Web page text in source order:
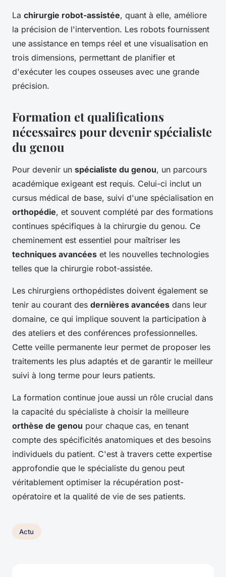
La chirurgie robot-assistée, quant à elle, améliore
la précision de l'intervention. Les robots fournissent
une assistance en temps réel et une visualisation en
trois dimensions, permettant de planifier et
d'exécuter les coupes osseuses avec une grande
précision.
Formation et qualifications
nécessaires pour devenir spécialiste
du genou
Pour devenir un spécialiste du genou, un parcours
académique exigeant est requis. Celui-ci inclut un
cursus médical de base, suivi d'une spécialisation en
orthopédie, et souvent complété par des formations
continues spécifiques à la chirurgie du genou. Ce
cheminement est essentiel pour maîtriser les
techniques avancées et les nouvelles technologies
telles que la chirurgie robot-assistée.
Les chirurgiens orthopédistes doivent également se
tenir au courant des dernières avancées dans leur
domaine, ce qui implique souvent la participation à
des ateliers et des conférences professionnelles.
Cette veille permanente leur permet de proposer les
traitements les plus adaptés et de garantir le meilleur
suivi à long terme pour leurs patients.
La formation continue joue aussi un rôle crucial dans
la capacité du spécialiste à choisir la meilleure
orthèse de genou pour chaque cas, en tenant
compte des spécificités anatomiques et des besoins
individuels du patient. C'est à travers cette expertise
approfondie que le spécialiste du genou peut
véritablement optimiser la récupération post-
opératoire et la qualité de vie de ses patients.
Actu